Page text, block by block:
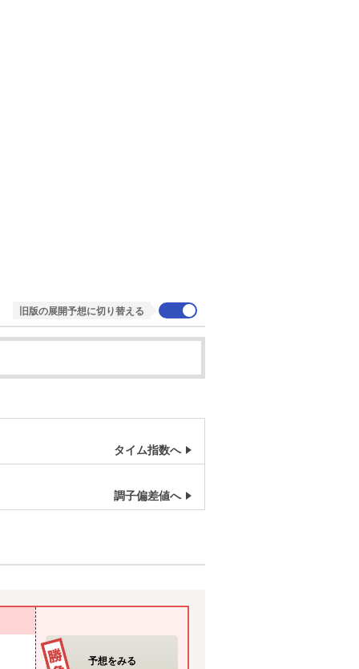
旧版の展開予想に切り替える
タイム指数へ
調子偏差値へ
予想をみる